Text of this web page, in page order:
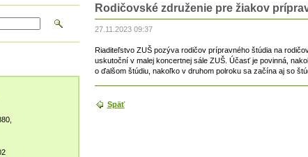
Rodičovské združenie pre žiakov
27.11.2023 09:37
Riaditeľstvo ZUŠ pozýva rodičov prípravného štúdia na
uskutoční v malej koncertnej sále ZUŠ. Účasť je povinná,
o ďalšom štúdiu, nakoľko v druhom polroku sa začína aj so
Späť